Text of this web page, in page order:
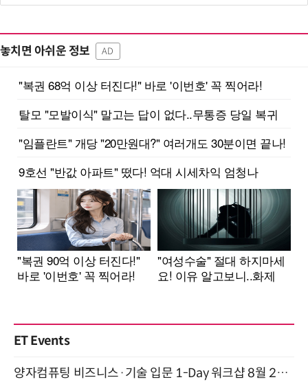
놓치면 아쉬운 정보 AD
ET Events
양자컴퓨팅 비즈니스·기술 입문 1-Day 워크샵 8월 28일 개최